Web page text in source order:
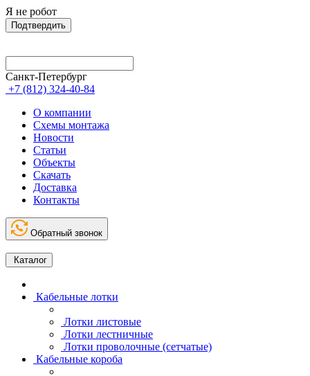
Я не робот
Подтвердить
Санкт-Петербург
+7 (812) 324-40-84
О компании
Схемы монтажа
Новости
Статьи
Объекты
Скачать
Доставка
Контакты
Обратный звонок
Каталог
Кабельные лотки
Лотки листовые
Лотки лестничные
Лотки проволочные (сетчатые)
Кабельные короба